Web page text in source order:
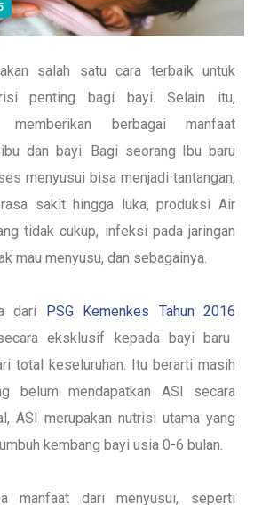
salah satu cara terbaik untuk
penting bagi bayi. Selain itu,
berbagai manfaat
dan bayi. Bagi seorang Ibu baru
menyusui bisa menjadi tantangan,
sakit hingga luka, produksi Air
tidak cukup, infeksi pada jaringan
mau menyusu, dan sebagainya.
dari PSG Kemenkes Tahun 2016
eksklusif kepada bayi baru
total keseluruhan. Itu berarti masih
belum mendapatkan ASI secara
ASI merupakan nutrisi utama yang
kembang bayi usia 0-6 bulan.
manfaat dari menyusui, seperti